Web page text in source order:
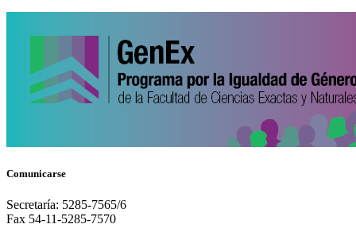
Comunicarse
Secretaría: 5285-7565/6
Fax 54-11-5285-7570